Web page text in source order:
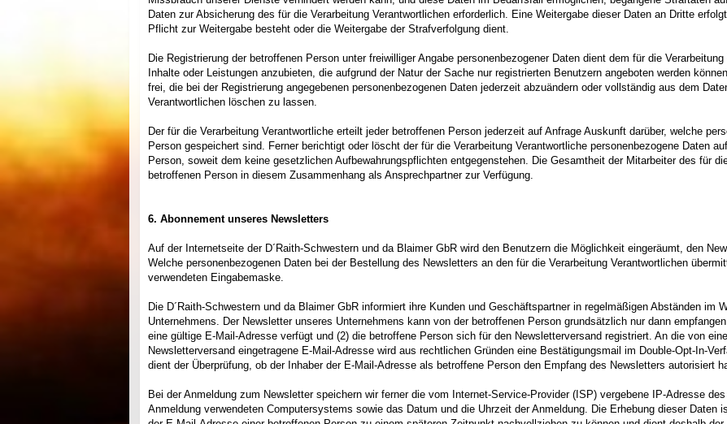
Daten zur Absicherung des für die Verarbeitung Verantwortlichen erforderlich. Eine Weitergabe dieser Daten an Dritte
Pflicht zur Weitergabe besteht oder die Weitergabe der Strafverfolgung dient.
Die Registrierung der betroffenen Person unter freiwilliger Angabe personenbezogener Daten dient dem für die
Inhalte oder Leistungen anzubieten, die aufgrund der Natur der Sache nur registrierten Benutzern angeboten werden
frei, die bei der Registrierung angegebenen personenbezogenen Daten jederzeit abzuändern oder vollständig aus dem
Verantwortlichen löschen zu lassen.
Der für die Verarbeitung Verantwortliche erteilt jeder betroffenen Person jederzeit auf Anfrage Auskunft darüber, welche
Person gespeichert sind. Ferner berichtigt oder löscht der für die Verarbeitung Verantwortliche personenbezogene Daten
Person, soweit dem keine gesetzlichen Aufbewahrungspflichten entgegenstehen. Die Gesamtheit der Mitarbeiter des für
betroffenen Person in diesem Zusammenhang als Ansprechpartner zur Verfügung.
6. Abonnement unseres Newsletters
Auf der Internetseite der D´Raith-Schwestern und da Blaimer GbR wird den Benutzern die Möglichkeit eingeräumt, den
Welche personenbezogenen Daten bei der Bestellung des Newsletters an den für die Verarbeitung Verantwortlichen
verwendeten Eingabemaske.
Die D´Raith-Schwestern und da Blaimer GbR informiert ihre Kunden und Geschäftspartner in regelmäßigen Abständen im
Unternehmens. Der Newsletter unseres Unternehmens kann von der betroffenen Person grundsätzlich nur dann
eine gültige E-Mail-Adresse verfügt und (2) die betroffene Person sich für den Newsletterversand registriert. An die von
Newsletterversand eingetragene E-Mail-Adresse wird aus rechtlichen Gründen eine Bestätigungsmail im Double-Opt-In-
dient der Überprüfung, ob der Inhaber der E-Mail-Adresse als betroffene Person den Empfang des Newsletters autorisiert
Bei der Anmeldung zum Newsletter speichern wir ferner die vom Internet-Service-Provider (ISP) vergebene IP-Adresse
Anmeldung verwendeten Computersystems sowie das Datum und die Uhrzeit der Anmeldung. Die Erhebung dieser Daten